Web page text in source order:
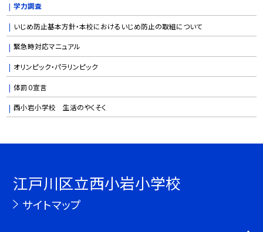
学力調査
いじめ防止基本方針・本校におけるいじめ防止の取組について
緊急時対応マニュアル
オリンピック・パラリンピック
体罰０宣言
西小岩小学校 生活のやくそく
江戸川区立西小岩小学校
サイトマップ